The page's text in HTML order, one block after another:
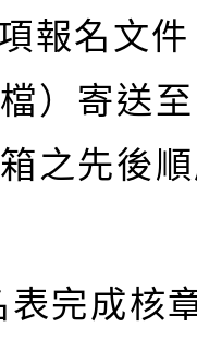
報名文
）寄送
之先後
表完成核